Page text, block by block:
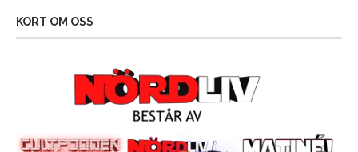
KORT OM OSS